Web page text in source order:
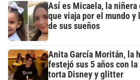
Así es Micaela, la niñera
que viaja por el mundo
de sus sueños
Anita García Moritán, la
festejó sus 5 años con
torta Disney y glitter